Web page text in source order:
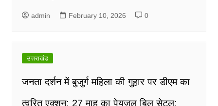
admin February 10, 2026 0
उत्तराखंड
जनता दर्शन में बुजुर्ग महिला की गुहार पर डीएम का
त्वरित एक्शन; 27 माह का पेयजल बिल सेटल;